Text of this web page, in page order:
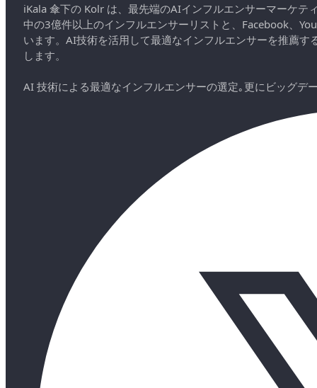
iKala 傘下の Kolr は、最先端のAIインフルエンサーマーケ
中の3億件以上のインフルエンサーリストと、Facebook、
います。AI技術を活用して最適なインフルエンサーを推薦
します。
AI 技術による最適なインフルエンサーの選定｡更にビッグデ